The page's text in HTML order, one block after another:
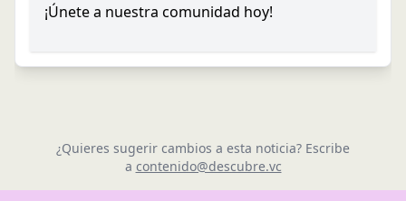
¡Únete a nuestra comunidad hoy!
¿Quieres sugerir cambios a esta noticia? Escribe
a contenido@descubre.vc